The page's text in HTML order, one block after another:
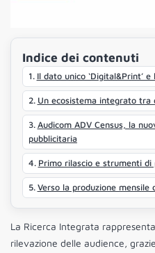
Indice dei contenuti
Il dato unico ‘Digital&Print’
Un ecosistema integrato tra
Audicom ADV Census, la
pubblicitaria
Primo rilascio e strumenti
Verso la produzione mensile
La Ricerca Integrata
rilevazione delle audience,